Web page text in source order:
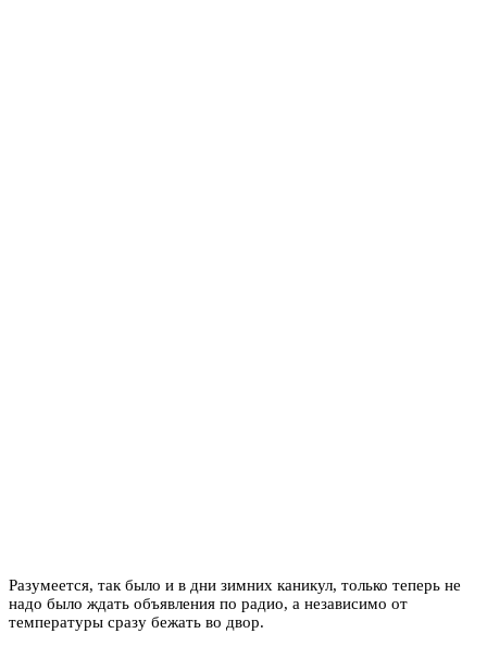
Разумеется, так было и в дни зимних каникул, только теперь не
надо было ждать объявления по радио, а независимо от
температуры сразу бежать во двор.